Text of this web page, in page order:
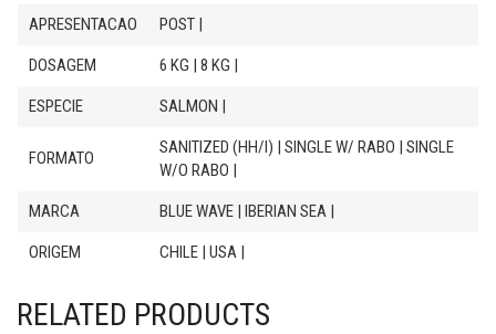
APRESENTACAO POST |
DOSAGEM 6 KG | 8 KG |
ESPECIE SALMON |
FORMATO
SANITIZED (HH/I) | SINGLE W/ RABO | SINGLE
W/O RABO |
MARCA BLUE WAVE | IBERIAN SEA |
ORIGEM CHILE | USA |
RELATED PRODUCTS